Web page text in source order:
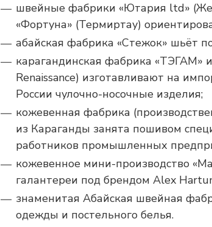
швейные фабрики «Ютария ltd»
«Фортуна» (Термиртау)
абайская фабрика «Стежок» шьёт
карагандинская фабрика «ТЭГАМ»
Renaissance) изготавливают на
России чулочно-носочные изделия;
кожевенная фабрика
из Караганды занята пошивом
работников промышленных
кожевенное мини-производство
галантереи под брендом Alex
знаменитая Абайская швейная
одежды и постельного белья.